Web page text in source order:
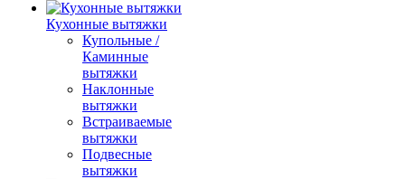
Кухонные вытяжки
Купольные /
Каминные
вытяжки
Наклонные
вытяжки
Встраиваемые
вытяжки
Подвесные
вытяжки